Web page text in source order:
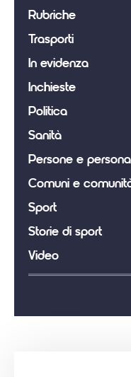
Rubriche
Trasporti
In evidenza
Inchieste
Politica
Sanità
Persone e
Comuni e
Sport
Storie di sport
Video